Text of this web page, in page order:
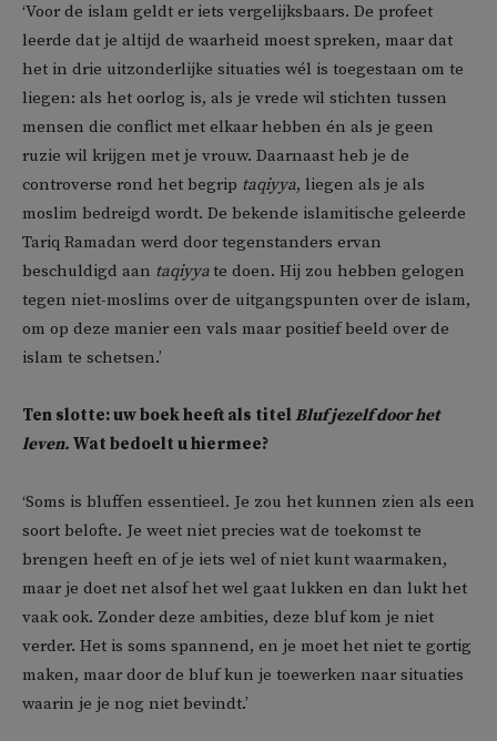
‘Voor de islam geldt er iets vergelijksbaars. De profeet
leerde dat je altijd de waarheid moest spreken, maar dat
het in drie uitzonderlijke situaties wél is toegestaan om te
liegen: als het oorlog is, als je vrede wil stichten tussen
mensen die conflict met elkaar hebben én als je geen
ruzie wil krijgen met je vrouw. Daarnaast heb je de
controverse rond het begrip taqiyya, liegen als je als
moslim bedreigd wordt. De bekende islamitische geleerde
Tariq Ramadan werd door tegenstanders ervan
beschuldigd aan taqiyyate doen. Hij zou hebben gelogen
tegen niet-moslims over de uitgangspunten over de islam,
om op deze manier een vals maar positief beeld over de
islam te schetsen.’
Ten slotte: uw boek heeft als titelBluf jezelf door het
leven. Wat bedoelt u hiermee?
‘Soms is bluffen essentieel. Je zou het kunnen zien als een
soort belofte. Je weet niet precies wat de toekomst te
brengen heeft en of je iets wel of niet kunt waarmaken,
maar je doet net alsof het wel gaat lukken en dan lukt het
vaak ook. Zonder deze ambities, deze bluf kom je niet
verder. Het is soms spannend, en je moet het niet te gortig
maken, maar door de bluf kun je toewerken naar situaties
waarin je je nog niet bevindt.’